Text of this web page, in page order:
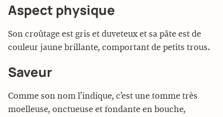
Aspect physique
Son croûtage est gris et duveteux et sa pâte est de
couleur jaune brillante, comportant de petits trous.
Saveur
Comme son nom l’indique, c’est une tomme très
moelleuse, onctueuse et fondante en bouche,